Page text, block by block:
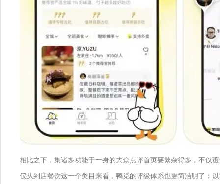
相比之下，集诸多功能于一身的大众点评首页要繁杂得多，不仅
仅从到店餐饮这一个类目来看，鸭觅的评级体系也更简洁明了：